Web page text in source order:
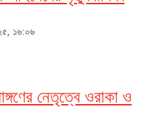
১৬:০৬
নেতৃত্বে ওরাকা ও